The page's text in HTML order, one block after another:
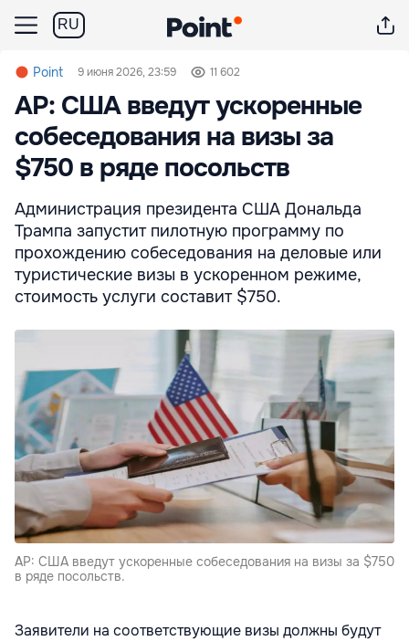
RU
Point 9 июня 2026, 23:59 11 602
AP: США введут ускоренные
собеседования на визы за
$750 в ряде посольств
Администрация президента США Дональда
Трампа запустит пилотную программу по
прохождению собеседования на деловые или
туристические визы в ускоренном режиме,
стоимость услуги составит $750.
AP: США введут ускоренные собеседования на визы за $750
в ряде посольств.
Заявители на соответствующие визы должны будут